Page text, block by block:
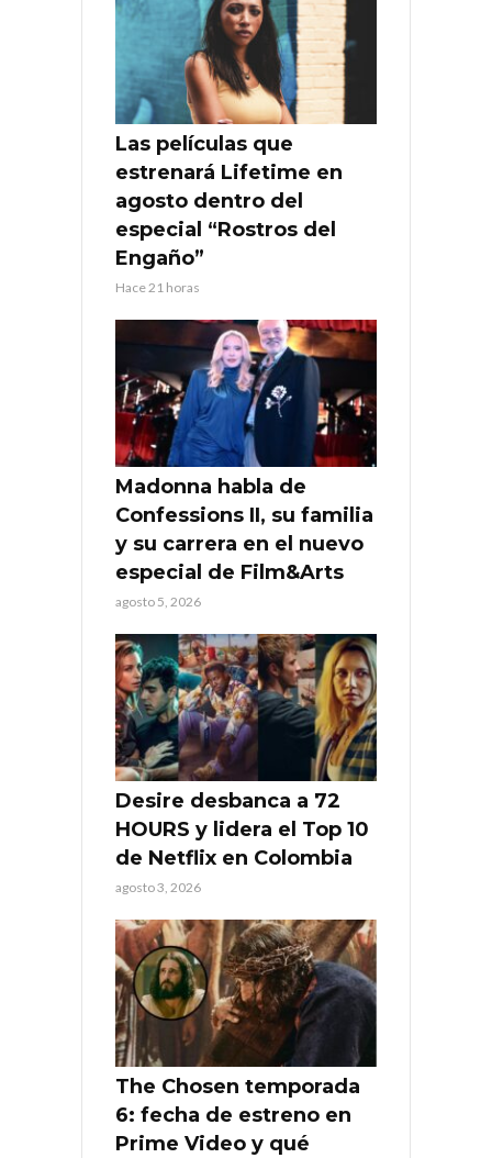
Las películas que
estrenará Lifetime en
agosto dentro del
especial “Rostros del
Engaño”
Hace 21 horas
Madonna habla de
Confessions II, su familia
y su carrera en el nuevo
especial de Film&Arts
agosto 5, 2026
Desire desbanca a 72
HOURS y lidera el Top 10
de Netflix en Colombia
agosto 3, 2026
The Chosen temporada
6: fecha de estreno en
Prime Video y qué